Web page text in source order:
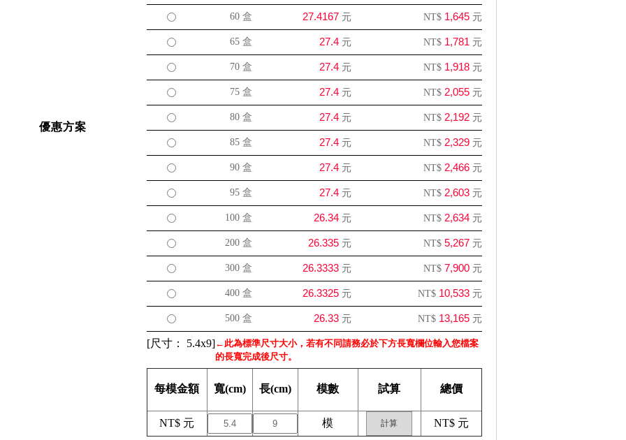
優惠方案
60 盒 27.4167 元 NT$ 1,645 元
65 盒 27.4 元 NT$ 1,781 元
70 盒 27.4 元 NT$ 1,918 元
75 盒 27.4 元 NT$ 2,055 元
80 盒 27.4 元 NT$ 2,192 元
85 盒 27.4 元 NT$ 2,329 元
90 盒 27.4 元 NT$ 2,466 元
95 盒 27.4 元 NT$ 2,603 元
100 盒 26.34 元 NT$ 2,634 元
200 盒 26.335 元 NT$ 5,267 元
300 盒 26.3333 元 NT$ 7,900 元
400 盒 26.3325 元 NT$ 10,533 元
500 盒 26.33 元 NT$ 13,165 元
[尺寸： 5.4x9]←此為標準尺寸大小，若有不同請務必於下方長寬欄位輸入您檔案
的長寬完成後尺寸。
每模金額 寬(cm) 長(cm) 模數 試算 總價
NT$ 元 模 計算 NT$ 元